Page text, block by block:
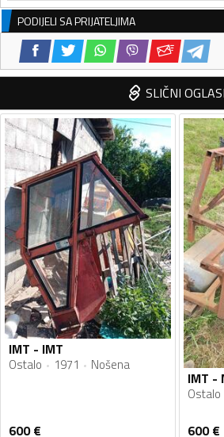
PODIJELI SA PRIJATELJIMA
SLIČNI OGLASI
IMT - IMT
Ostalo 1971 Nošena
600€
Ostalo
600€